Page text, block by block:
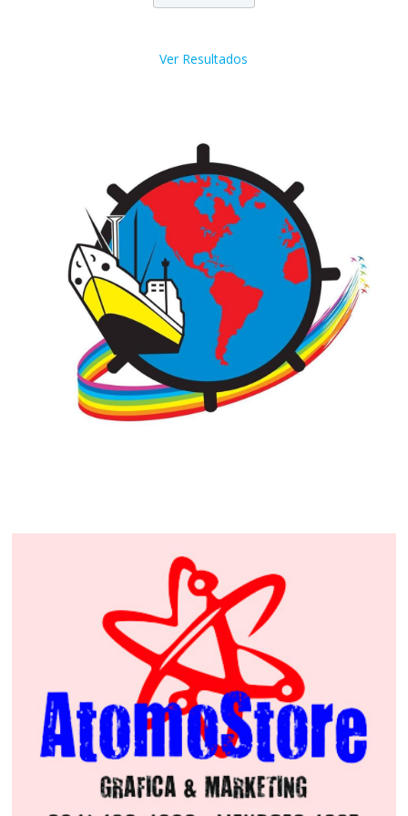
Ver Resultados